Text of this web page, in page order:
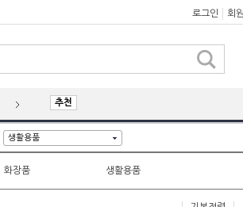
로그인 회
추천
생활용품
화장품 생활용품